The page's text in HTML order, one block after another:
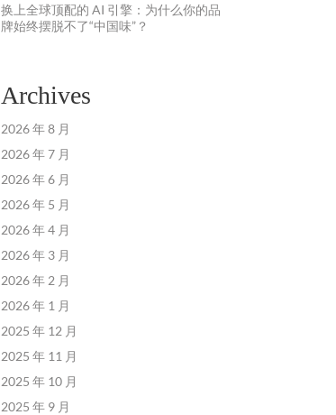
换上全球顶配的 AI 引擎：为什么你的品
牌始终摆脱不了“中国味”？
Archives
2026 年 8 月
2026 年 7 月
2026 年 6 月
2026 年 5 月
2026 年 4 月
2026 年 3 月
2026 年 2 月
2026 年 1 月
2025 年 12 月
2025 年 11 月
2025 年 10 月
2025 年 9 月